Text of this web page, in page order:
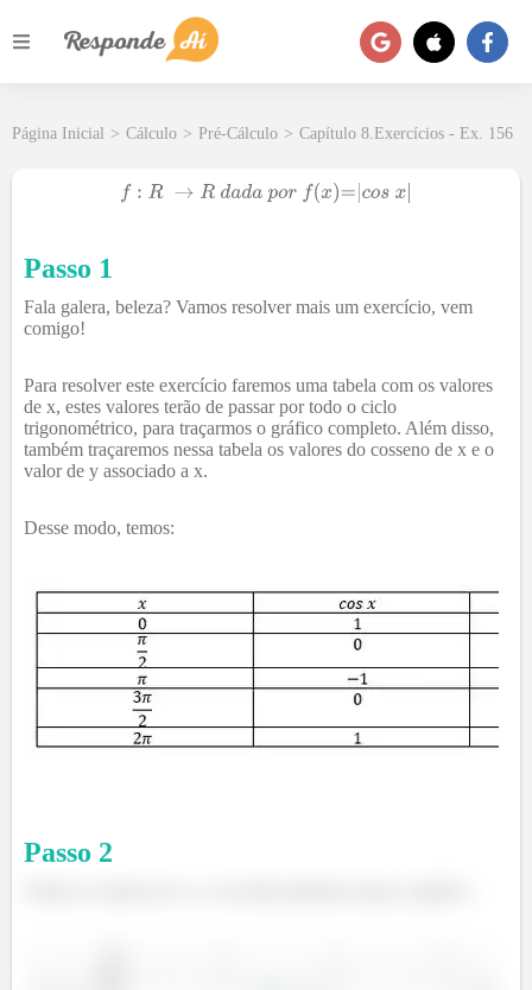
Página Inicial > Cálculo > Pré-Cálculo > Capítulo 8.Exercícios - Ex. 156
Passo 1
Fala galera, beleza? Vamos resolver mais um exercício, vem
comigo!
Para resolver este exercício faremos uma tabela com os valores
de x, estes valores terão de passar por todo o ciclo
trigonométrico, para traçarmos o gráfico completo. Além disso,
também traçaremos nessa tabela os valores do cosseno de x e o
valor de y associado a x.
Desse modo, temos:
Passo 2